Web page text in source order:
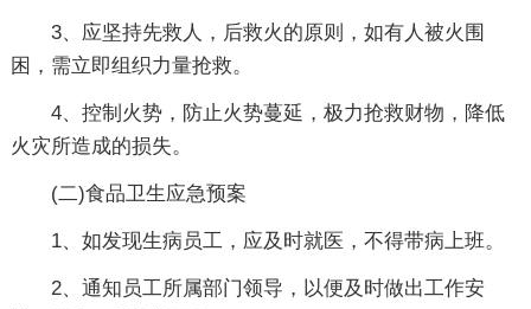
3、应坚持先救人，后救火的原则，如有人被火围
困，需立即组织力量抢救。
4、控制火势，防止火势蔓延，极力抢救财物，降低
火灾所造成的损失。
(二)食品卫生应急预案
1、如发现生病员工，应及时就医，不得带病上班。
2、通知员工所属部门领导，以便及时做出工作安